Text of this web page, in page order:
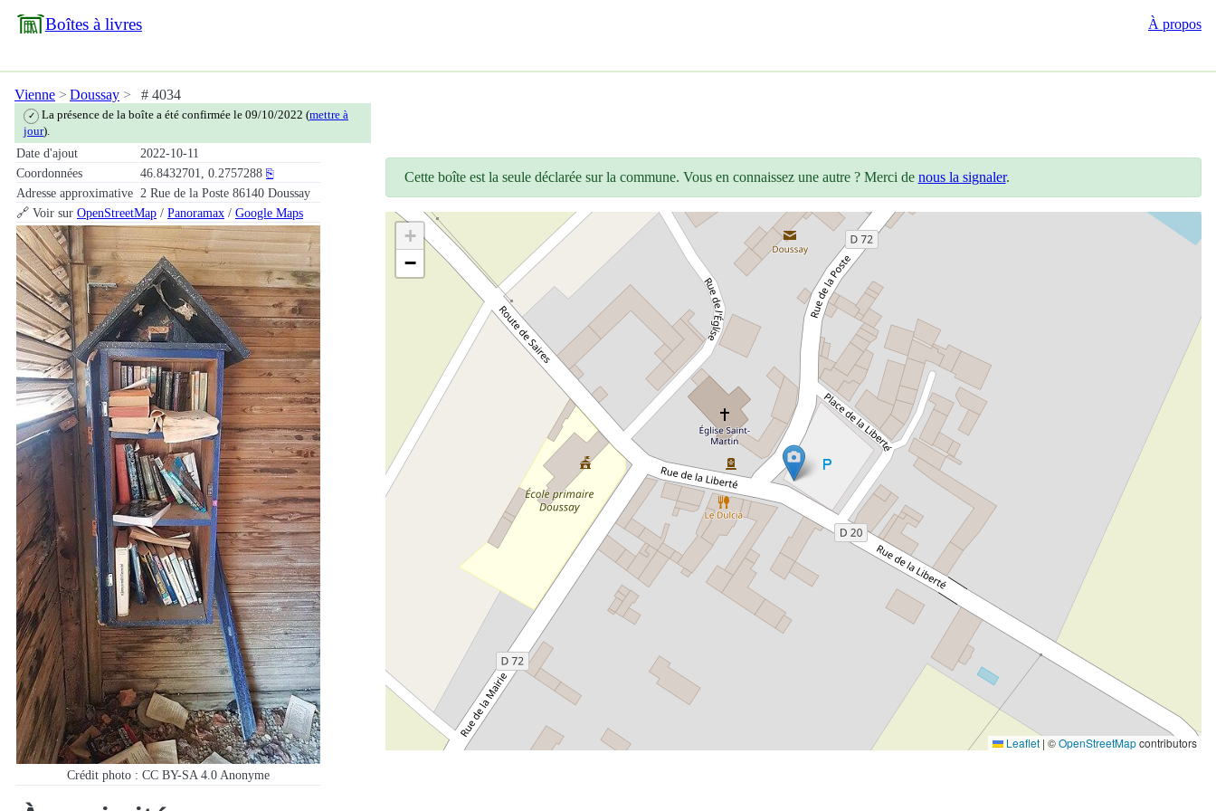
Boîtes à livres À propos
Vienne Doussay # 4034
✓ La présence de la boîte a été confirmée le 09/10/2022 (mettre à
jour).
Date d'ajout
2022-10-11
Coordonnées
46.8432701, 0.2757288 ⎘
Adresse approximative 2 Rue de la Poste 86140 Doussay
🔗 Voir sur OpenStreetMap / Panoramax / Google Maps
Crédit photo : CC BY-SA 4.0 Anonyme
Cette boîte est la seule déclarée sur la commune. Vous en connaissez une autre ? Merci de nous la signaler.
+
−
Leaflet | ©OpenStreetMapcontributors